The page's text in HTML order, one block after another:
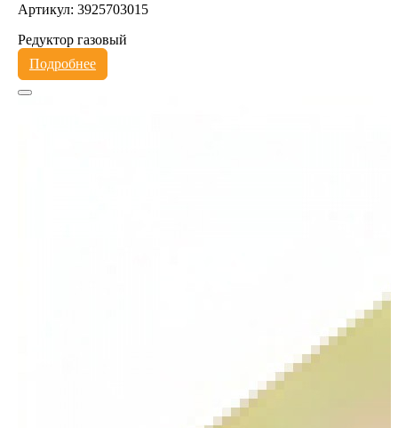
Артикул: 3925703015
Редуктор газовый
Подробнее